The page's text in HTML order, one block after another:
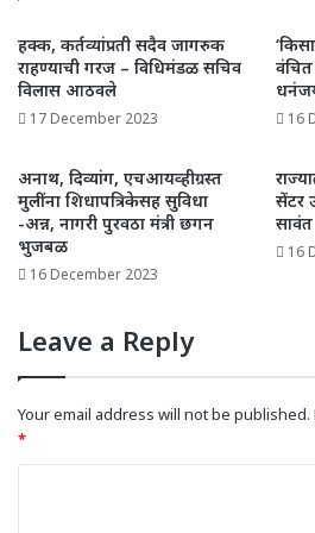
हक्क, कर्तव्यांप्रती सदैव जागरुक
राहण्याची गरज – विधिमंडळ सचिव
विलास आठवले
17 December 2023
वंचित
16
अनाथ, दिव्यांग, एचआयव्हीग्रस्त
मुलींना शिधापत्रिकेसह सुविधा
-अन्न, नागरी पुरवठा मंत्री छगन
भुजबळ
16 December 2023
सेंटर
सावंत
16
Leave a Reply
Your email address will not be published.
*